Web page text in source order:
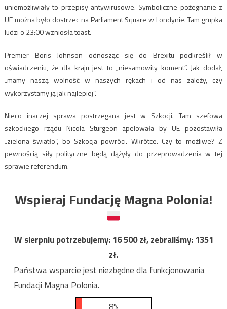
uniemożliwiały to przepisy antywirusowe. Symboliczne pożegnanie z
UE można było dostrzec na Parliament Square w Londynie. Tam grupka
ludzi o 23:00 wzniosła toast.
Premier Boris Johnson odnosząc się do Brexitu podkreślił w
oświadczeniu, że dla kraju jest to „niesamowity koment”. Jak dodał,
„mamy naszą wolność w naszych rękach i od nas zależy, czy
wykorzystamy ją jak najlepiej”.
Nieco inaczej sprawa postrzegana jest w Szkocji. Tam szefowa
szkockiego rządu Nicola Sturgeon apelowała by UE pozostawiła
„zielona światło”, bo Szkocja powróci. Wkrótce. Czy to możliwe? Z
pewnością siły polityczne będą dążyły do przeprowadzenia w tej
sprawie referendum.
Wspieraj Fundację Magna Polonia!
W sierpniu potrzebujemy:16 500zł, zebraliśmy:1351
zł.
Państwa wsparcie jest niezbędne dla funkcjonowania
Fundacji Magna Polonia.